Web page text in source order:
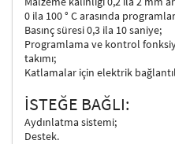
0 ila 100 ° C arasında
Basınç süresi 0,3 ila 10 saniye;
Programlama ve kontrol
takımı;
Katlamalar için elektrik
İSTEĞE BAĞLI:
Aydınlatma sistemi;
Destek.